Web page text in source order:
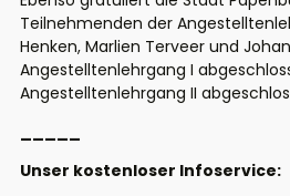
Teilnehmenden der
Henken, Marlien Terveer und
Angestelltenlehrgang I
Angestelltenlehrgang II
Unser kostenloser Infoservice: